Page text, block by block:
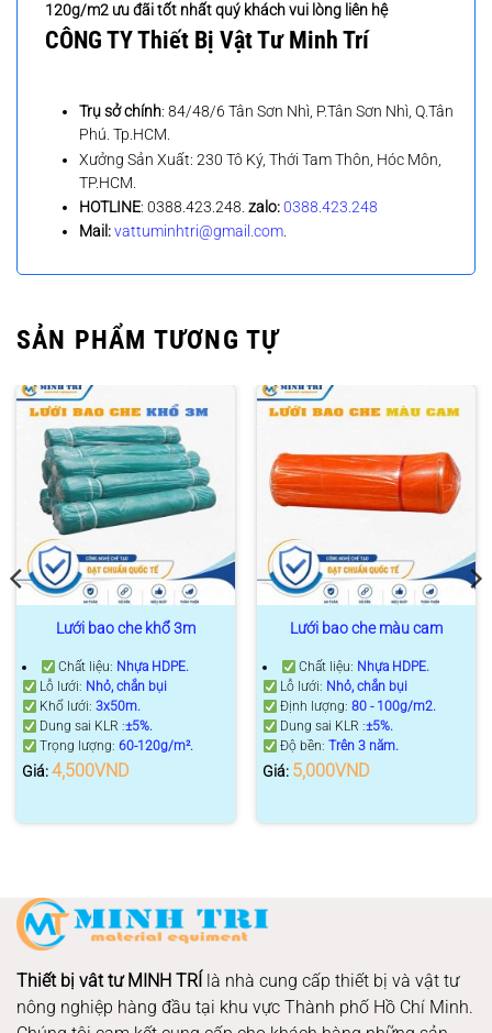
120g/m2 ưu đãi tốt nhất quý khách vui lòng liên hệ
CÔNG TY Thiết Bị Vật Tư Minh Trí
Trụ sở chính: 84/48/6 Tân Sơn Nhì, P.Tân Sơn Nhì, Q.Tân
Phú. Tp.HCM.
Xưởng Sản Xuất: 230 Tô Ký, Thới Tam Thôn, Hóc Môn,
TP.HCM.
HOTLINE: 0388.423.248.zalo:0388.423.248
Mail:vattuminhtri@gmail.com.
SẢN PHẨM TƯƠNG TỰ
Lưới bao che khổ 3m
Chất liệu: Nhựa HDPE.
Lỗ lưới: Nhỏ, chắn bụi
Khổ lưới:3x50m.
Dung sai KLR :±5%.
Trọng lượng: 60-120g/m².
Giá:4,500VND
Lưới bao che màu cam
Chất liệu: Nhựa HDPE.
Lỗ lưới: Nhỏ, chắn bụi
Định lượng:80 - 100g/m2.
Dung sai KLR :±5%.
Độ bền: Trên 3 năm.
Giá: 5,000VND
Thiết bị vât tư MINH TRÍ là nhà cung cấp thiết bị và vật tư
nông nghiệp hàng đầu tại khu vực Thành phố Hồ Chí Minh.